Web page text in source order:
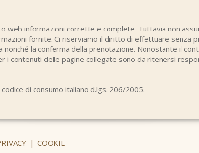
web informazioni corrette e complete. Tuttavia non
fornite. Ci riserviamo il diritto di effettuare senza
la conferma della prenotazione. Nonostante il
i contenuti delle pagine collegate sono da ritenersi
di consumo italiano d.lgs. 206/2005.
| COOKIE